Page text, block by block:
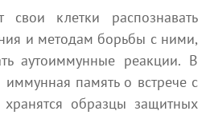
свои клетки распознавать
и методам борьбы с ними,
аутоиммунные реакции. В
иммунная память о встрече с
образцы защитных